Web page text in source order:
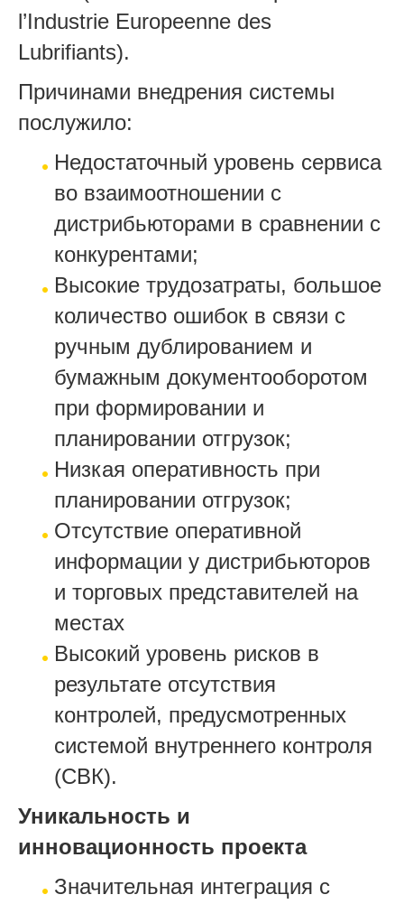
l’Industrie Europeenne des
Lubrifiants).
Причинами внедрения системы
послужило:
Недостаточный уровень сервиса
во взаимоотношении с
дистрибьюторами в сравнении с
конкурентами;
Высокие трудозатраты, большое
количество ошибок в связи с
ручным дублированием и
бумажным документооборотом
при формировании и
планировании отгрузок;
Низкая оперативность при
планировании отгрузок;
Отсутствие оперативной
информации у дистрибьюторов
и торговых представителей на
местах
Высокий уровень рисков в
результате отсутствия
контролей, предусмотренных
системой внутреннего контроля
(СВК).
Уникальность и
инновационность проекта
Значительная интеграция с